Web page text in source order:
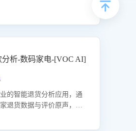
分析-数码家电-[VOC AI]
的智能退货分析应用，通
退货数据与评价原声，精
议，通过挖掘用户痛点驱